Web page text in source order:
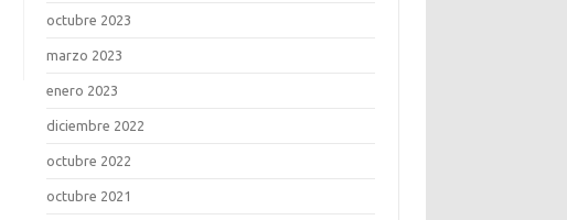
octubre 2023
marzo 2023
enero 2023
diciembre 2022
octubre 2022
octubre 2021